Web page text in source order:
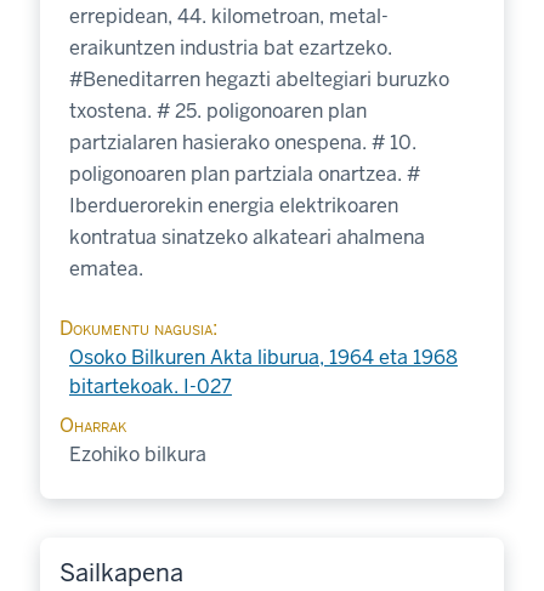
errepidean, 44. kilometroan, metal-
eraikuntzen industria bat ezartzeko.
#Beneditarren hegazti abeltegiari buruzko
txostena. # 25. poligonoaren plan
partzialaren hasierako onespena. # 10.
poligonoaren plan partziala onartzea. #
Iberduerorekin energia elektrikoaren
kontratua sinatzeko alkateari ahalmena
ematea.
Dokumentu nagusia
Osoko Bilkuren Akta liburua, 1964 eta 1968
bitartekoak. I-027
Oharrak
Ezohiko bilkura
Sailkapena